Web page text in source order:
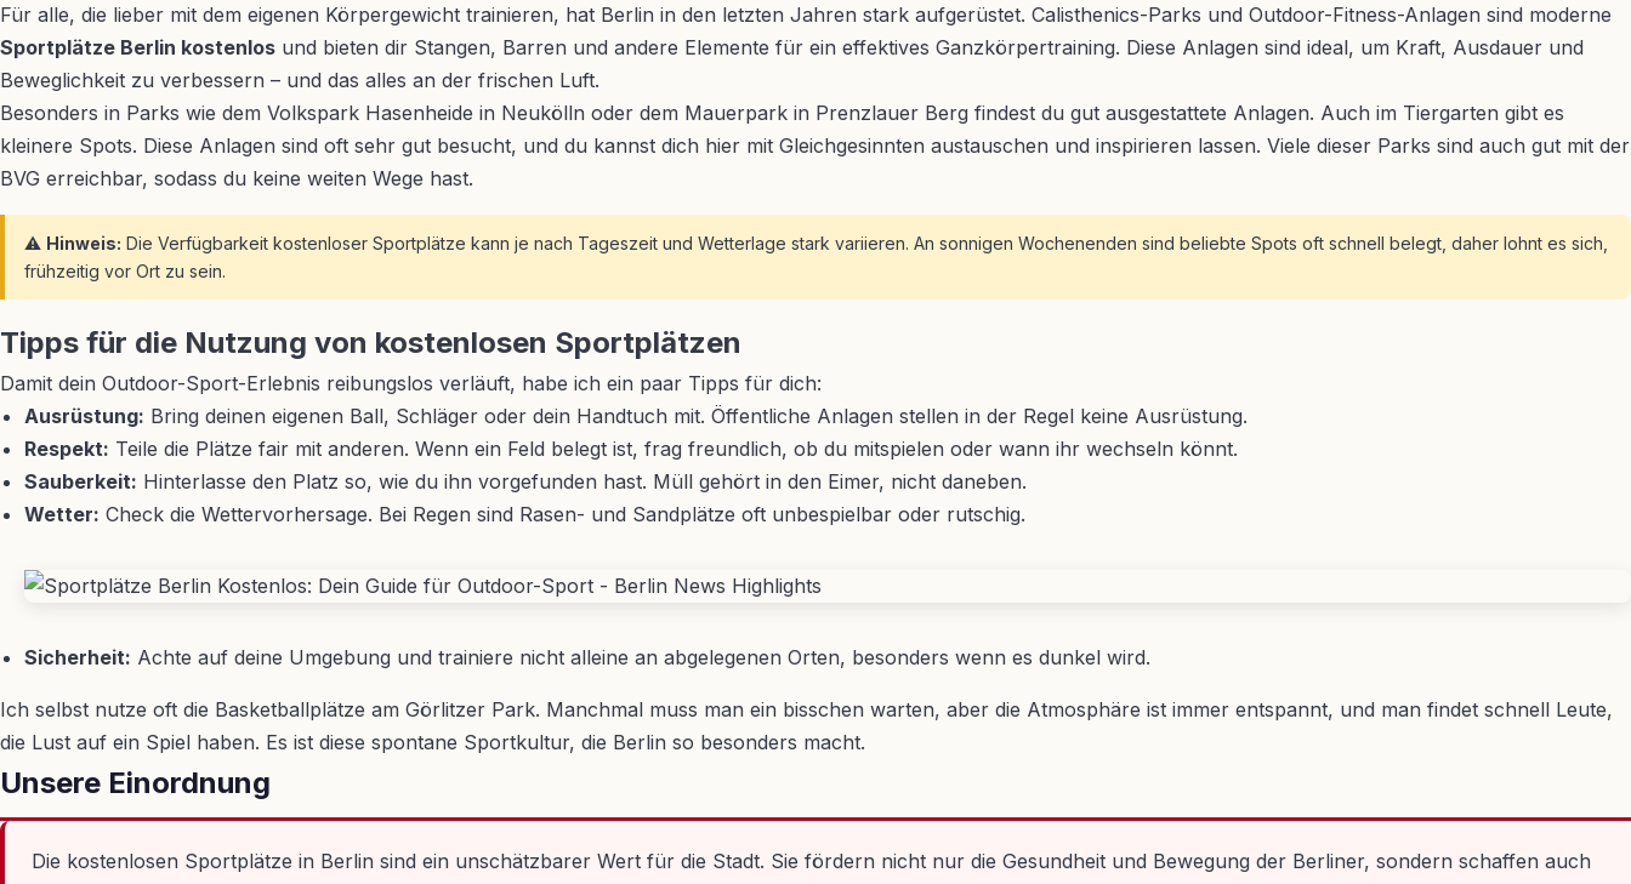
Für alle, die lieber mit dem eigenen Körpergewicht trainieren, hat Berlin in den letzten Jahren stark aufgerüstet. Calisthenics-Parks und Outdoor-Fitness-Anlagen sind moderne
Sportplätze Berlin kostenlos und bieten dir Stangen, Barren und andere Elemente für ein effektives Ganzkörpertraining. Diese Anlagen sind ideal, um Kraft, Ausdauer und
Beweglichkeit zu verbessern – und das alles an der frischen Luft.
Besonders in Parks wie dem Volkspark Hasenheide in Neukölln oder dem Mauerpark in Prenzlauer Berg findest du gut ausgestattete Anlagen. Auch im Tiergarten gibt es
kleinere Spots. Diese Anlagen sind oft sehr gut besucht, und du kannst dich hier mit Gleichgesinnten austauschen und inspirieren lassen. Viele dieser Parks sind auch gut mit der
BVG erreichbar, sodass du keine weiten Wege hast.
⚠️ Hinweis: Die Verfügbarkeit kostenloser Sportplätze kann je nach Tageszeit und Wetterlage stark variieren. An sonnigen Wochenenden sind beliebte Spots oft schnell belegt, daher lohnt es sich,
frühzeitig vor Ort zu sein.
Tipps für die Nutzung von kostenlosen Sportplätzen
Damit dein Outdoor-Sport-Erlebnis reibungslos verläuft, habe ich ein paar Tipps für dich:
Ausrüstung: Bring deinen eigenen Ball, Schläger oder dein Handtuch mit. Öffentliche Anlagen stellen in der Regel keine Ausrüstung.
Respekt: Teile die Plätze fair mit anderen. Wenn ein Feld belegt ist, frag freundlich, ob du mitspielen oder wann ihr wechseln könnt.
Sauberkeit: Hinterlasse den Platz so, wie du ihn vorgefunden hast. Müll gehört in den Eimer, nicht daneben.
Wetter: Check die Wettervorhersage. Bei Regen sind Rasen- und Sandplätze oft unbespielbar oder rutschig.
Sicherheit: Achte auf deine Umgebung und trainiere nicht alleine an abgelegenen Orten, besonders wenn es dunkel wird.
Ich selbst nutze oft die Basketballplätze am Görlitzer Park. Manchmal muss man ein bisschen warten, aber die Atmosphäre ist immer entspannt, und man findet schnell Leute,
die Lust auf ein Spiel haben. Es ist diese spontane Sportkultur, die Berlin so besonders macht.
Unsere Einordnung
Die kostenlosen Sportplätze in Berlin sind ein unschätzbarer Wert für die Stadt. Sie fördern nicht nur die Gesundheit und Bewegung der Berliner, sondern schaffen auch